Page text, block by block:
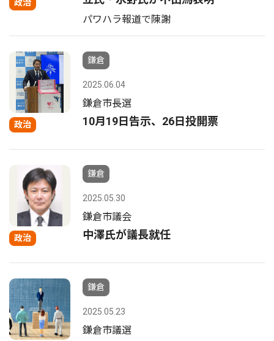
政治
パワハラ報道で陳謝
政治
鎌倉
2025.06.04
鎌倉市長選
10月19日告示、26日投開票
政治
鎌倉
2025.05.30
鎌倉市議会
中澤氏が議長就任
鎌倉
2025.05.23
鎌倉市議選